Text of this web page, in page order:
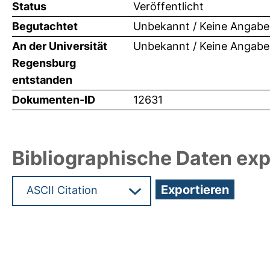
Status
Veröffentlicht
Begutachtet
Unbekannt / Keine Angabe
An der Universität
Regensburg
entstanden
Unbekannt / Keine Angabe
Dokumenten-ID 12631
Bibliographische Daten